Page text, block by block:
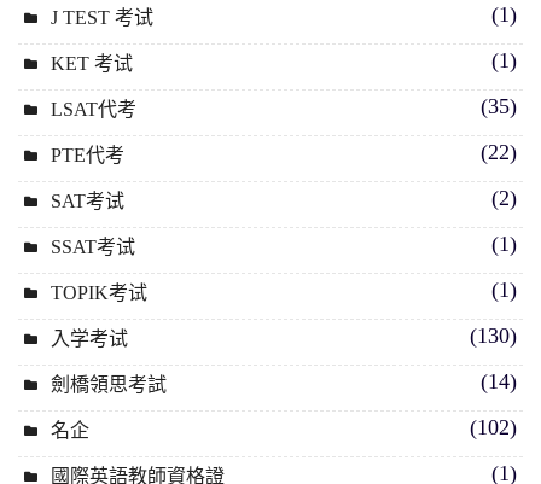
J TEST 考试 (1)
KET 考试 (1)
LSAT代考 (35)
PTE代考 (22)
SAT考试 (2)
SSAT考试 (1)
TOPIK考试 (1)
入学考试 (130)
劍橋領思考試 (14)
名企 (102)
國際英語教師資格證 (1)